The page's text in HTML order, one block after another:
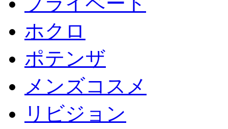
ホクロ
ポテンザ
メンズコスメ
リビジョン